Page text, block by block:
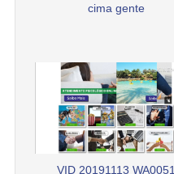
cima gente
VID 20191113 WA0051